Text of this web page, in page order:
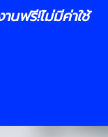
นฟรี!ไม่มีค่าใช้